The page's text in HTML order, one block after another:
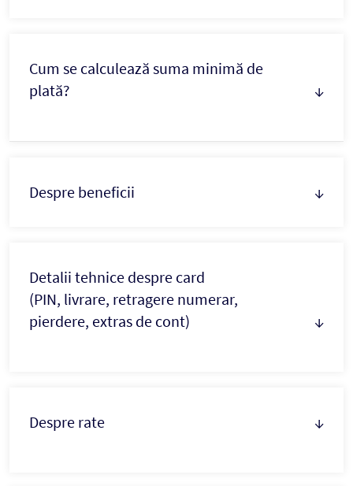
Cum se calculează suma minimă de
plată?
↓
Despre beneficii ↓
Detalii tehnice despre card
(PIN, livrare, retragere numerar,
pierdere, extras de cont)
↓
Despre rate ↓